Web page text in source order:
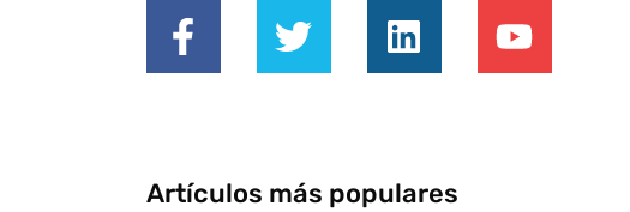
Artículos más populares